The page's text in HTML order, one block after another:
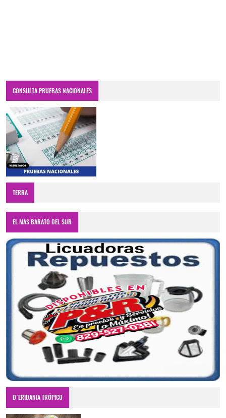
CONSULTA PRUEBAS NACIONALES
TERRA
EL MAS BARATO DEL SUR
D´ERIDANIA TRÓPICO